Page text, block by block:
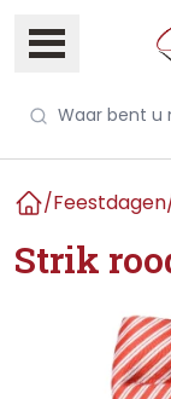
/Feestdagen
Strik